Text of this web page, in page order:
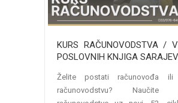
KURS RAČUNOVODSTVA /
POSLOVNIH KNJIGA
Želite postati računovođa
računovodstvu? Naučite